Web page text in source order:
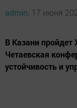
admin, 17 июня
В Казани
Четаевская
устойчивость и